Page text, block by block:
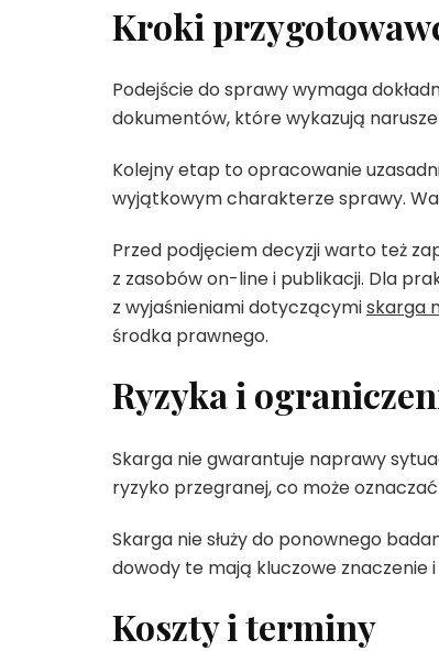
Kroki
Podejście do sprawy wymaga
dokumentów, które wykazują
Kolejny etap to opracowanie
wyjątkowym charakterze sprawy.
Przed podjęciem decyzji warto też
z zasobów on-line i publikacji. Dla
z wyjaśnieniami dotyczącymiskarga
środka prawnego.
Ryzyka i
Skarga nie gwarantuje naprawy
ryzyko przegranej, co może
Skarga nie służy do ponownego
dowody te mają kluczowe znaczenie
Koszty i terminy